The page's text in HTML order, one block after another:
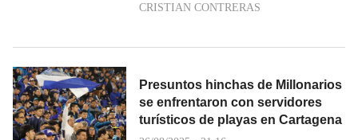
CRISTIAN CONTRERAS
Presuntos hinchas de Millonarios
se enfrentaron con servidores
turísticos de playas en Cartagena